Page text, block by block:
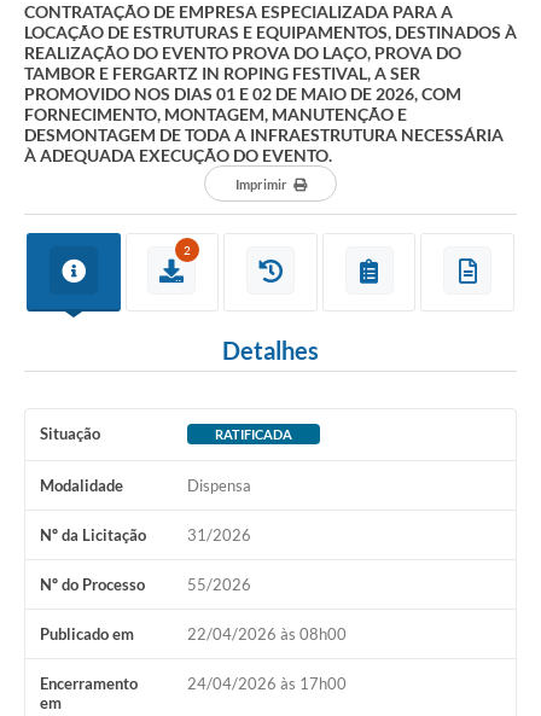
CONTRATAÇÃO DE EMPRESA ESPECIALIZADA PARA A
LOCAÇÃO DE ESTRUTURAS E EQUIPAMENTOS, DESTINADOS À
REALIZAÇÃO DO EVENTO PROVA DO LAÇO, PROVA DO
TAMBOR E FERGARTZ IN ROPING FESTIVAL, A SER
PROMOVIDO NOS DIAS 01 E 02 DE MAIO DE 2026, COM
FORNECIMENTO, MONTAGEM, MANUTENÇÃO E
DESMONTAGEM DE TODA A INFRAESTRUTURA NECESSÁRIA
À ADEQUADA EXECUÇÃO DO EVENTO.
Imprimir
2
Detalhes
Situação RATIFICADA
Modalidade Dispensa
Nº da Licitação 31/2026
Nº do Processo 55/2026
Publicado em 22/04/2026 às 08h00
Encerramento
em
24/04/2026 às 17h00